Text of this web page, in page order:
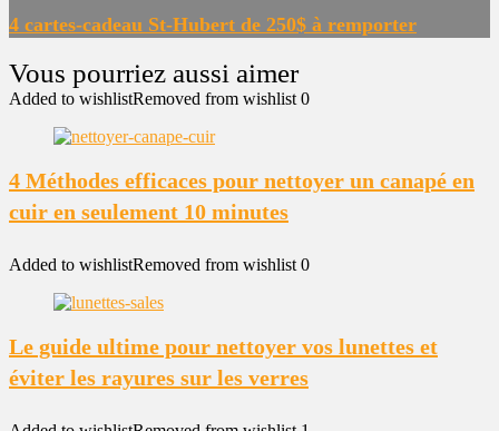
4 cartes-cadeau St-Hubert de 250$ à remporter
Added to wishlistRemoved from wishlist 0
4 Méthodes efficaces pour nettoyer un canapé en
cuir en seulement 10 minutes
Added to wishlistRemoved from wishlist 0
Le guide ultime pour nettoyer vos lunettes et
éviter les rayures sur les verres